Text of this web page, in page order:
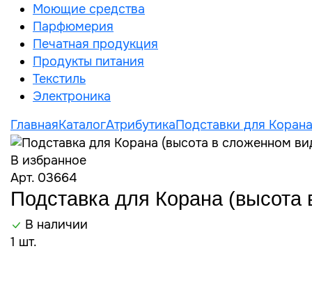
Моющие средства
Парфюмерия
Печатная продукция
Продукты питания
Текстиль
Электроника
ГлавнаяКаталогАтрибутикаПодставки для Корана
В избранное
Арт. 03664
Подставка для Корана
В наличии
1 шт.